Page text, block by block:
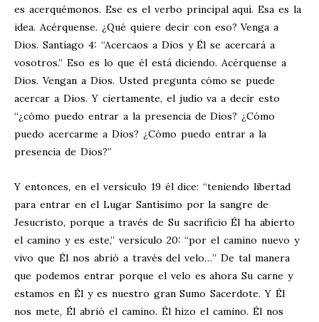
es acerquémonos. Ese es el verbo principal aquí. Esa es la
idea. Acérquense. ¿Qué quiere decir con eso? Venga a
Dios. Santiago 4: “Acercaos a Dios y Él se acercará a
vosotros.” Eso es lo que él está diciendo. Acérquense a
Dios. Vengan a Dios. Usted pregunta cómo se puede
acercar a Dios. Y ciertamente, el judío va a decir esto
“¿cómo puedo entrar a la presencia de Dios? ¿Cómo
puedo acercarme a Dios? ¿Cómo puedo entrar a la
presencia de Dios?”
Y entonces, en el versículo 19 él dice: “teniendo libertad
para entrar en el Lugar Santísimo por la sangre de
Jesucristo, porque a través de Su sacrificio Él ha abierto
el camino y es este,” versículo 20: “por el camino nuevo y
vivo que Él nos abrió a través del velo…” De tal manera
que podemos entrar porque el velo es ahora Su carne y
estamos en Él y es nuestro gran Sumo Sacerdote. Y Él
nos mete, Él abrió el camino. Él hizo el camino. Él nos